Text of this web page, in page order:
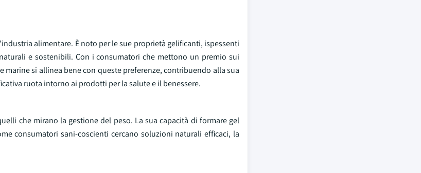
alimentare. È noto per le sue proprietà gelificanti, ispessenti
e sostenibili. Con i consumatori che mettono un premio sui
si allinea bene con queste preferenze, contribuendo alla sua
ruota intorno ai prodotti per la salute e il benessere.
che mirano la gestione del peso. La sua capacità di formare gel
consumatori sani-coscienti cercano soluzioni naturali efficaci, la